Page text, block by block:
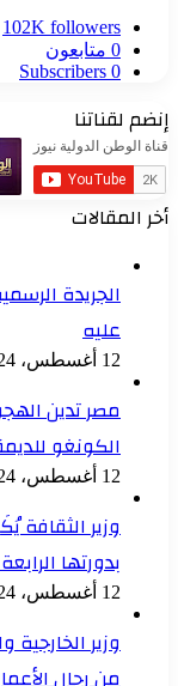
102K followers
0 متابعون
0
Subscribers
إنضم لقناتنا
أخر المقالات
الجريدة
عليه
12 أغسطس، 2024
مصر تدين
الكونغو
12 أغسطس، 2024
وزير الثقافة
بدورتها الرابعة
12 أغسطس، 2024
وزير